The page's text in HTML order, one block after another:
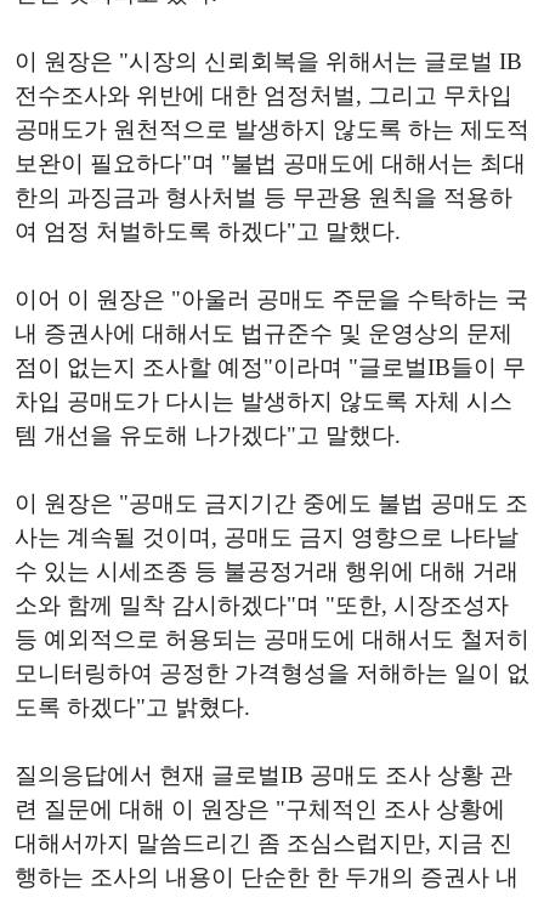
이 원장은 "시장의 신뢰회복을 위해서는 글로벌 IB
전수조사와 위반에 대한 엄정처벌, 그리고 무차입
공매도가 원천적으로 발생하지 않도록 하는 제도적
보완이 필요하다"며 "불법 공매도에 대해서는 최대
한의 과징금과 형사처벌 등 무관용 원칙을 적용하
여 엄정 처벌하도록 하겠다"고 말했다.
이어 이 원장은 "아울러 공매도 주문을 수탁하는 국
내 증권사에 대해서도 법규준수 및 운영상의 문제
점이 없는지 조사할 예정"이라며 "글로벌IB들이 무
차입 공매도가 다시는 발생하지 않도록 자체 시스
템 개선을 유도해 나가겠다"고 말했다.
이 원장은 "공매도 금지기간 중에도 불법 공매도 조
사는 계속될 것이며, 공매도 금지 영향으로 나타날
수 있는 시세조종 등 불공정거래 행위에 대해 거래
소와 함께 밀착 감시하겠다"며 "또한, 시장조성자
등 예외적으로 허용되는 공매도에 대해서도 철저히
모니터링하여 공정한 가격형성을 저해하는 일이 없
도록 하겠다"고 밝혔다.
질의응답에서 현재 글로벌IB 공매도 조사 상황 관
련 질문에 대해 이 원장은 "구체적인 조사 상황에
대해서까지 말씀드리긴 좀 조심스럽지만, 지금 진
행하는 조사의 내용이 단순한 한 두개의 증권사 내